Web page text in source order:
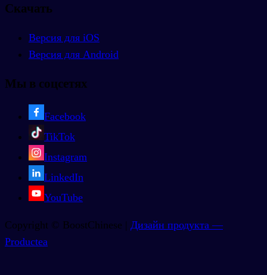
Скачать
Версия для iOS
Версия для Android
Мы в соцсетях
Facebook
TikTok
Instagram
LinkedIn
YouTube
Copyright © BoostChinese | Дизайн продукта —
Productea